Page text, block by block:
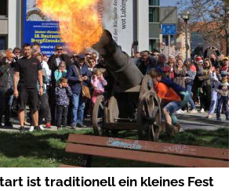
ist traditionell ein kleines Fest